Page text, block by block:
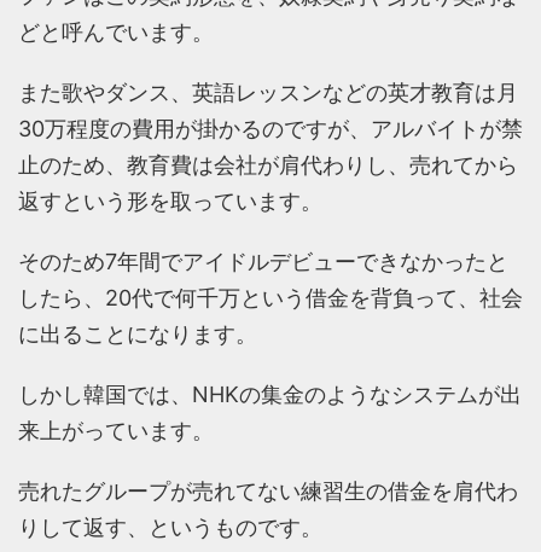
どと呼んでいます。
また歌やダンス、英語レッスンなどの英才教育は月
30万程度の費用が掛かるのですが、アルバイトが禁
止のため、教育費は会社が肩代わりし、売れてから
返すという形を取っています。
そのため7年間でアイドルデビューできなかったと
したら、20代で何千万という借金を背負って、社会
に出ることになります。
しかし韓国では、NHKの集金のようなシステムが出
来上がっています。
売れたグループが売れてない練習生の借金を肩代わ
りして返す、というものです。